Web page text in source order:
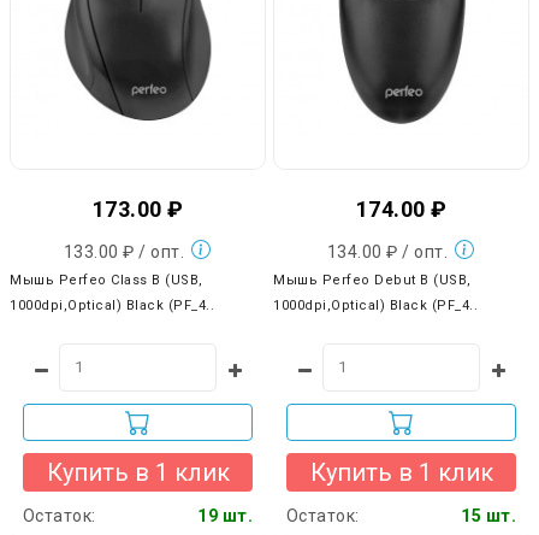
173.00 ₽
133.00 ₽ / опт.
Мышь Perfeo Class B (USB,
1000dpi,Optical) Black (PF_4..
Купить в 1 клик
Остаток: 19 шт.
174.00 ₽
134.00 ₽ / опт.
Мышь Perfeo Debut B (USB,
1000dpi,Optical) Black (PF_4..
Купить в 1 клик
Остаток: 15 шт.